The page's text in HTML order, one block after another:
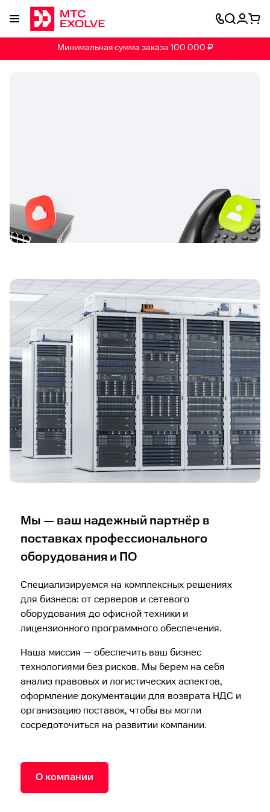
Минимальная сумма заказа 100 000 ₽
Гарантируем бесперебойные поставки — ваш бизнес
работает без сбоев, даже в условиях
неопределенности
В каталог
Мы — ваш надежный партнёр в
поставках профессионального
оборудования и ПО
Специализируемся на комплексных решениях
для бизнеса: от серверов и сетевого
оборудования до офисной техники и
лицензионного программного обеспечения.
Наша миссия — обеспечить ваш бизнес
технологиями без рисков. Мы берем на себя
анализ правовых и логистических аспектов,
оформление документации для возврата НДС и
организацию поставок, чтобы вы могли
сосредоточиться на развитии компании.
О компании